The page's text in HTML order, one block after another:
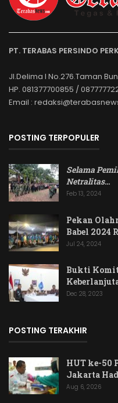
PT. TERABAS PERSINDO
Jl.Delima I No.276.Taman
HP. 081377700855 /
Email :
POSTING TERPOPULER
Selama
Netralitas…
Feb 13, 2024
Pekan
Babel 2024
Jul 24, 2024
Bukti
Dec 28, 2023
POSTING TERAKHIR
HUT ke-50
Jakarta
Aug 6, 2026